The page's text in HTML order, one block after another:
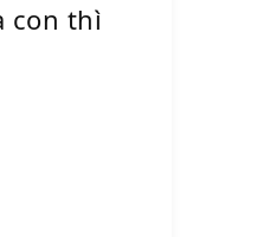
con thì